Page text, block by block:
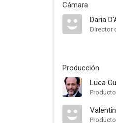
Cámara
Daria
Director
Producción
Luca